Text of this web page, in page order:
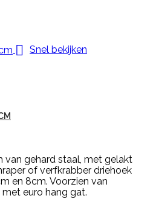
 Snel bekijken
van gehard staal, met gelakt
of verfkrabber driehoek
en 8cm. Voorzien van
euro hang gat.